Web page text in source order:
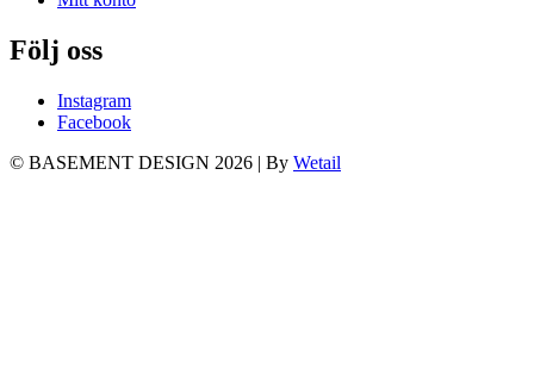
Följ oss
Instagram
Facebook
© BASEMENT DESIGN 2026 | By Wetail